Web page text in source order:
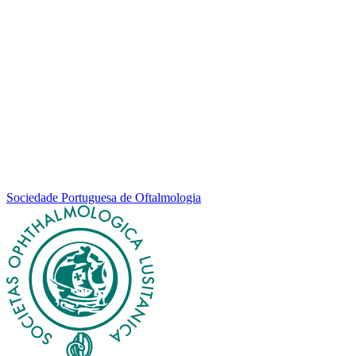
Sociedade Portuguesa de Oftalmologia